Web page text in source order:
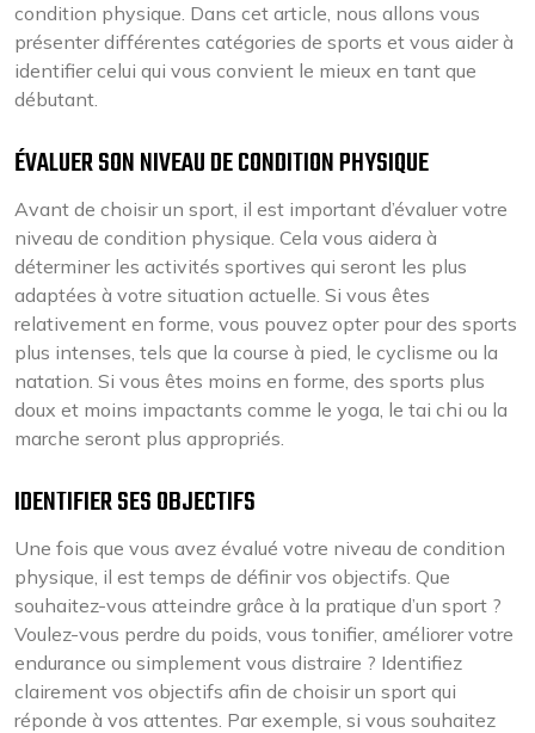
condition physique. Dans cet article, nous allons vous
présenter différentes catégories de sports et vous aider à
identifier celui qui vous convient le mieux en tant que
débutant.
ÉVALUER SON NIVEAU DE CONDITION PHYSIQUE
Avant de choisir un sport, il est important d’évaluer votre
niveau de condition physique. Cela vous aidera à
déterminer les activités sportives qui seront les plus
adaptées à votre situation actuelle. Si vous êtes
relativement en forme, vous pouvez opter pour des sports
plus intenses, tels que la course à pied, le cyclisme ou la
natation. Si vous êtes moins en forme, des sports plus
doux et moins impactants comme le yoga, le tai chi ou la
marche seront plus appropriés.
IDENTIFIER SES OBJECTIFS
Une fois que vous avez évalué votre niveau de condition
physique, il est temps de définir vos objectifs. Que
souhaitez-vous atteindre grâce à la pratique d’un sport ?
Voulez-vous perdre du poids, vous tonifier, améliorer votre
endurance ou simplement vous distraire ? Identifiez
clairement vos objectifs afin de choisir un sport qui
réponde à vos attentes. Par exemple, si vous souhaitez